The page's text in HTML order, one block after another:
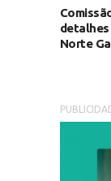
detalhes
Norte